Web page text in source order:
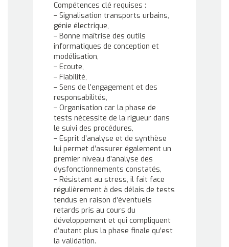
Compétences clé requises :
– Signalisation transports urbains,
génie électrique,
– Bonne maîtrise des outils
informatiques de conception et
modélisation,
– Ecoute,
– Fiabilité,
– Sens de l’engagement et des
responsabilités,
– Organisation car la phase de
tests nécessite de la rigueur dans
le suivi des procédures,
– Esprit d’analyse et de synthèse
lui permet d’assurer également un
premier niveau d’analyse des
dysfonctionnements constatés,
– Résistant au stress, il fait face
régulièrement à des délais de tests
tendus en raison d’éventuels
retards pris au cours du
développement et qui compliquent
d’autant plus la phase finale qu’est
la validation.